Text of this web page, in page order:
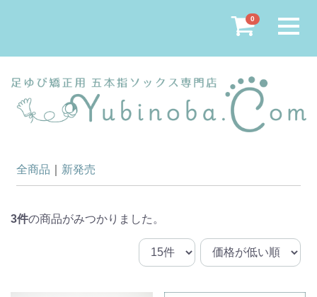
0 Menu
全商品 新発売
3件の商品がみつかりました。